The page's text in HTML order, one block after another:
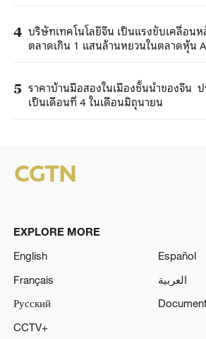
4 บริษัทเทคโนโลยีจีน เป็นแรงขับเคลื่อน
ตลาดเกิน 1 แสนล้านหยวนในตลาดหุ้น
5 ราคาบ้านมือสองในเมืองชั้นนำของจีน
เป็นเดือนที่ 4 ในเดือนมิถุนายน
EXPLORE MORE
English
Español
Français
العربية
Русский
CCTV+